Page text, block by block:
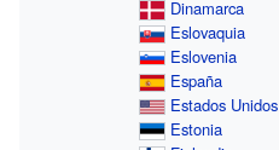
Dinamarca
Eslovaquia
Eslovenia
España
Estados Unidos
Estonia